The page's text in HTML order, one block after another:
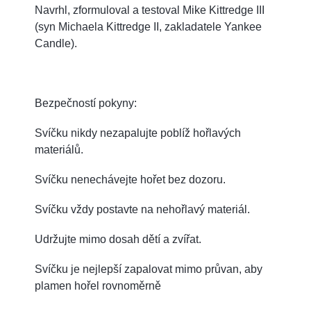
Navrhl, zformuloval a testoval Mike Kittredge III
(syn Michaela Kittredge II, zakladatele Yankee
Candle).
Bezpečností pokyny:
Svíčku nikdy nezapalujte poblíž hořlavých
materiálů.
Svíčku nenechávejte hořet bez dozoru.
Svíčku vždy postavte na nehořlavý materiál.
Udržujte mimo dosah dětí a zvířat.
Svíčku je nejlepší zapalovat mimo průvan, aby
plamen hořel rovnoměrně